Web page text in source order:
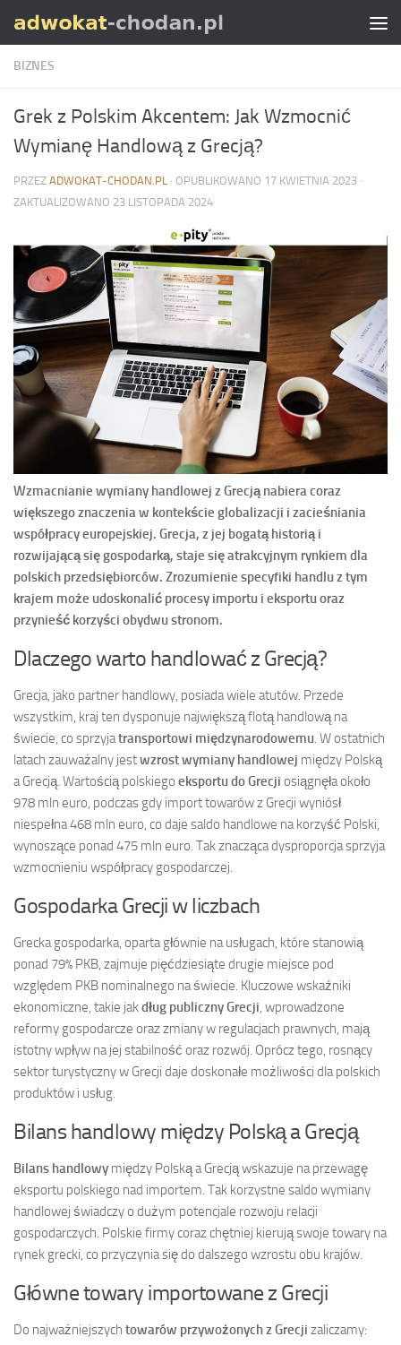
Skip to content
BIZNES
Grek z Polskim Akcentem: Jak Wzmocnić
Wymianę Handlową z Grecją?
PRZEZ ADWOKAT-CHODAN.PL · OPUBLIKOWANO 17 KWIETNIA 2023 ·
ZAKTUALIZOWANO 23 LISTOPADA 2024
Wzmacnianie wymiany handlowej z Grecją nabiera coraz
większego znaczenia w kontekście globalizacji i zacieśniania
współpracy europejskiej. Grecja, z jej bogatą historią i
rozwijającą się gospodarką, staje się atrakcyjnym rynkiem dla
polskich przedsiębiorców. Zrozumienie specyfiki handlu z tym
krajem może udoskonalić procesy importu i eksportu oraz
przynieść korzyści obydwu stronom.
Dlaczego warto handlować z Grecją?
Grecja, jako partner handlowy, posiada wiele atutów. Przede
wszystkim, kraj ten dysponuje największą flotą handlową na
świecie, co sprzyjatransportowi międzynarodowemu . W ostatnich
latach zauważalny jestwzrost wymiany handlowej między Polską
a Grecją. Wartością polskiego eksportu do Grecji osiągnęła około
978 mln euro, podczas gdy import towarów z Grecji wyniósł
niespełna 468 mln euro, co daje saldo handlowe na korzyść Polski,
wynoszące ponad 475 mln euro. Tak znacząca dysproporcja sprzyja
wzmocnieniu współpracy gospodarczej.
Gospodarka Grecji w liczbach
Grecka gospodarka, oparta głównie na usługach, które stanowią
ponad 79% PKB, zajmuje pięćdziesiąte drugie miejsce pod
względem PKB nominalnego na świecie. Kluczowe wskaźniki
ekonomiczne, takie jakdług publiczny Grecji , wprowadzone
reformy gospodarcze oraz zmiany w regulacjach prawnych, mają
istotny wpływ na jej stabilność oraz rozwój. Oprócz tego, rosnący
sektor turystyczny w Grecji daje doskonałe możliwości dla polskich
produktów i usług.
Bilans handlowy między Polską a Grecją
Bilans handlowy między Polską a Grecją wskazuje na przewagę
eksportu polskiego nad importem. Tak korzystne saldo wymiany
handlowej świadczy o dużym potencjale rozwoju relacji
gospodarczych. Polskie firmy coraz chętniej kierują swoje towary na
rynek grecki, co przyczynia się do dalszego wzrostu obu krajów.
Główne towary importowane z Grecji
Do najważniejszych towarów przywożonych z Grecji zaliczamy: